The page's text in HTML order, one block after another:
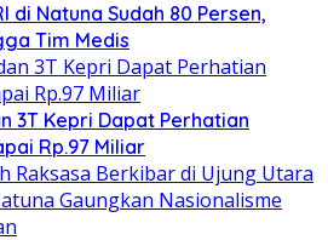
di Natuna Sudah 80 Persen,
Tim Medis
3T Kepri Dapat Perhatian
Rp.97 Miliar